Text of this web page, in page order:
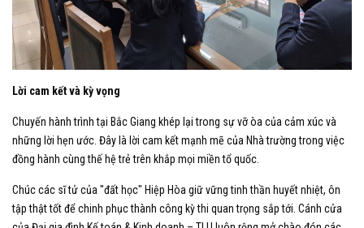
Lời cam kết và kỳ vọng
​Chuyến hành trình tại Bắc Giang khép lại trong sự vỡ òa của cảm xúc và
những lời hẹn ước. Đây là lời cam kết mạnh mẽ của Nhà trường trong việc
đồng hành cùng thế hệ trẻ trên khắp mọi miền tổ quốc.
​Chúc các sĩ tử của "đất học" Hiệp Hòa giữ vững tinh thần huyết nhiệt, ôn
tập thật tốt để chinh phục thành công kỳ thi quan trọng sắp tới. Cánh cửa